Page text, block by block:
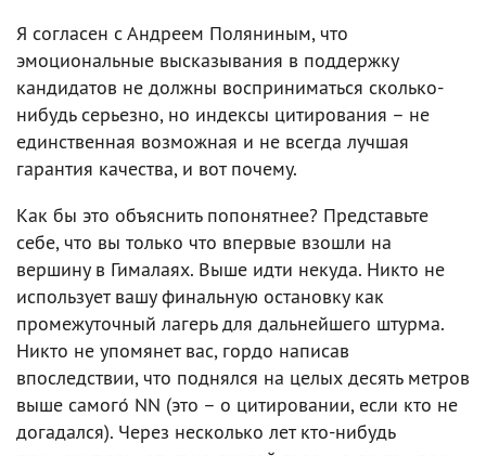
Я согласен с Андреем Поляниным, что
эмоциональные высказывания в поддержку
кандидатов не должны восприниматься сколько-
нибудь серьезно, но индексы цитирования – не
единственная возможная и не всегда лучшая
гарантия качества, и вот почему.
Как бы это объяснить попонятнее? Представьте
себе, что вы только что впервые взошли на
вершину в Гималаях. Выше идти некуда. Никто не
использует вашу финальную остановку как
промежуточный лагерь для дальнейшего штурма.
Никто не упомянет вас, гордо написав
впоследствии, что поднялся на целых десять метров
выше самого́ NN (это – о цитировании, если кто не
догадался). Через несколько лет кто-нибудь